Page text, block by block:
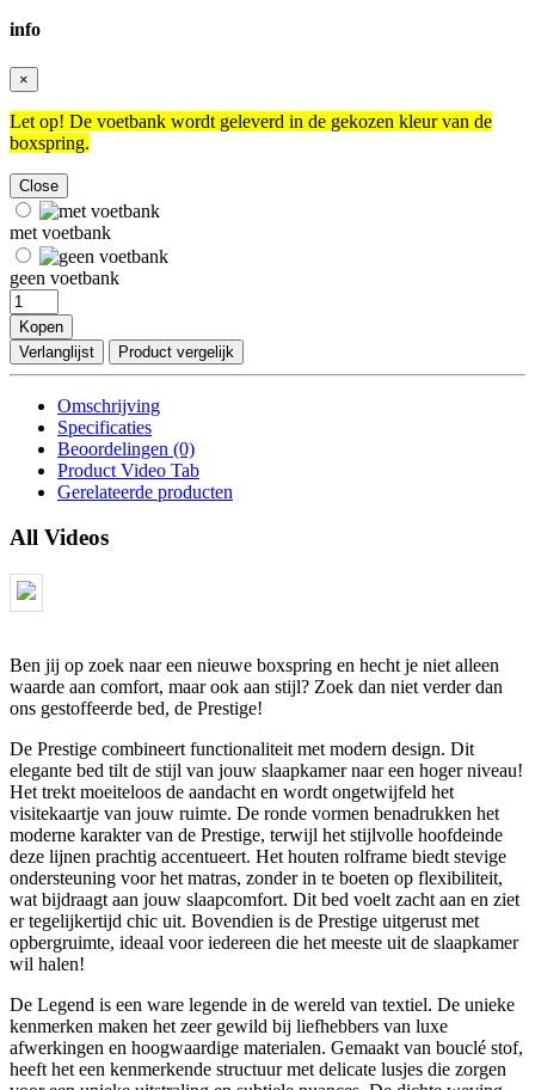
info
×
Let op! De voetbank wordt geleverd in de gekozen kleur van de
boxspring.
Close
met voetbank
geen voetbank
Kopen
Verlanglijst
Product vergelijk
Omschrijving
Specificaties
Beoordelingen (0)
Product Video Tab
Gerelateerde producten
All Videos
Ben jij op zoek naar een nieuwe boxspring en hecht je niet alleen
waarde aan comfort, maar ook aan stijl? Zoek dan niet verder dan
ons gestoffeerde bed, de Prestige!
De Prestige combineert functionaliteit met modern design. Dit
elegante bed tilt de stijl van jouw slaapkamer naar een hoger niveau!
Het trekt moeiteloos de aandacht en wordt ongetwijfeld het
visitekaartje van jouw ruimte. De ronde vormen benadrukken het
moderne karakter van de Prestige, terwijl het stijlvolle hoofdeinde
deze lijnen prachtig accentueert. Het houten rolframe biedt stevige
ondersteuning voor het matras, zonder in te boeten op flexibiliteit,
wat bijdraagt aan jouw slaapcomfort. Dit bed voelt zacht aan en ziet
er tegelijkertijd chic uit. Bovendien is de Prestige uitgerust met
opbergruimte, ideaal voor iedereen die het meeste uit de slaapkamer
wil halen!
De Legend is een ware legende in de wereld van textiel. De unieke
kenmerken maken het zeer gewild bij liefhebbers van luxe
afwerkingen en hoogwaardige materialen. Gemaakt van bouclé stof,
heeft het een kenmerkende structuur met delicate lusjes die zorgen